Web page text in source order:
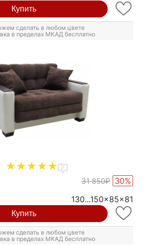
Купить
сделать в любом цвете
в пределах МКАД бесплатно
2
31 850₽ 30%
130...150x85x81
Купить
сделать в любом цвете
в пределах МКАД бесплатно